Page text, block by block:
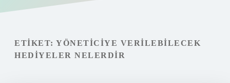
Gizlilik Politikası
Hakkımızda
ETIKET: YÖNETICIYE VERILEBILECEK
HEDIYELER NELERDIR